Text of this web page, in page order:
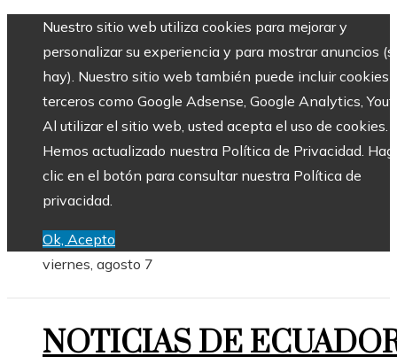
Nuestro sitio web utiliza cookies para mejorar y
personalizar su experiencia y para mostrar anuncios
hay). Nuestro sitio web también puede incluir cookies
terceros como Google Adsense, Google Analytics,
Al utilizar el sitio web, usted acepta el uso de cookies.
Hemos actualizado nuestra Política de Privacidad.
clic en el botón para consultar nuestra Política de
privacidad.
Ok, Acepto
viernes, agosto 7
NOTICIAS DE